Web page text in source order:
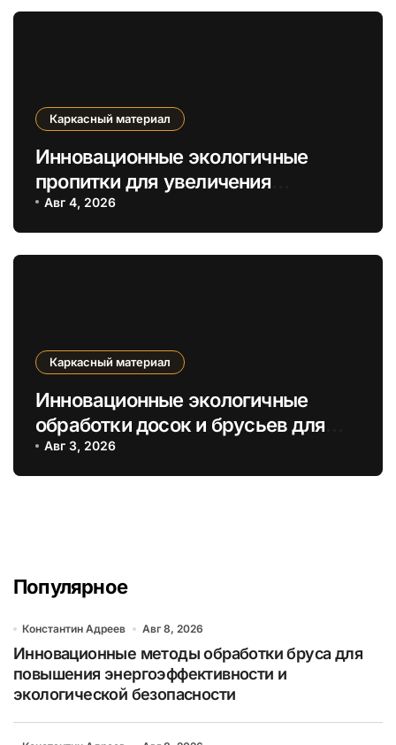
Каркасный материал
Инновационные экологичные
пропитки для увеличения
долговечности деревянных
каркасов
Авг 4, 2026
Каркасный материал
Инновационные экологичные
обработки досок и брусьев для
долговечных каркасных построек
Авг 3, 2026
Популярное
Константин Адреев Авг 8, 2026
Инновационные методы обработки бруса для
повышения энергоэффективности и
экологической безопасности